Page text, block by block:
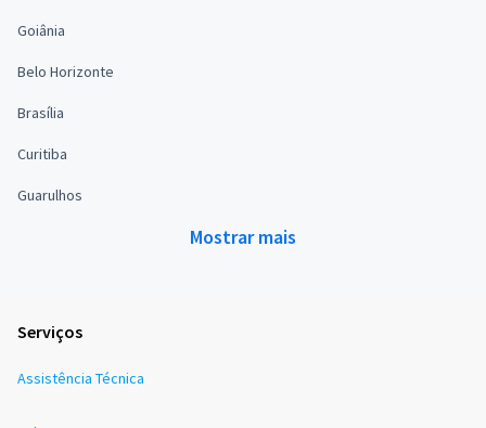
Goiânia
Belo Horizonte
Brasília
Curitiba
Guarulhos
Mostrar mais
Serviços
Assistência Técnica